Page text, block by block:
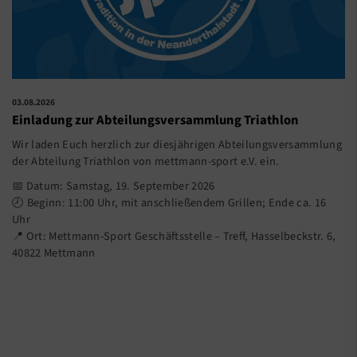
03.08.2026
Einladung zur Abteilungsversammlung Triathlon
Wir laden Euch herzlich zur diesjährigen Abteilungsversammlung
der Abteilung Triathlon von mettmann-sport e.V. ein.
📅 Datum: Samstag, 19. September 2026
🕗 Beginn: 11:00 Uhr, mit anschließendem Grillen; Ende ca. 16
Uhr
📍 Ort: Mettmann-Sport Geschäftsstelle – Treff, Hasselbeckstr. 6,
40822 Mettmann